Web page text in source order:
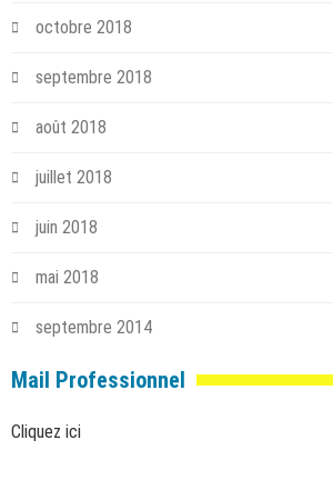
octobre 2018
septembre 2018
août 2018
juillet 2018
juin 2018
mai 2018
septembre 2014
Mail Professionnel
Cliquez ici